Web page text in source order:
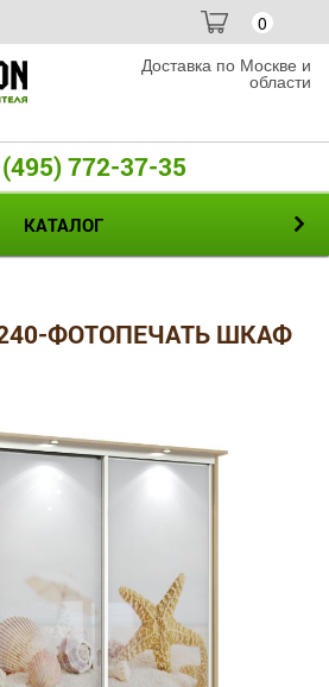
0
Доставка по Москве и
области
772-37-35
КАТАЛОГ
ФОТОПЕЧАТЬ ШКАФ